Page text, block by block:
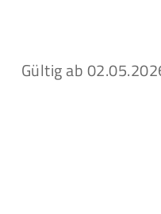
Gültig ab